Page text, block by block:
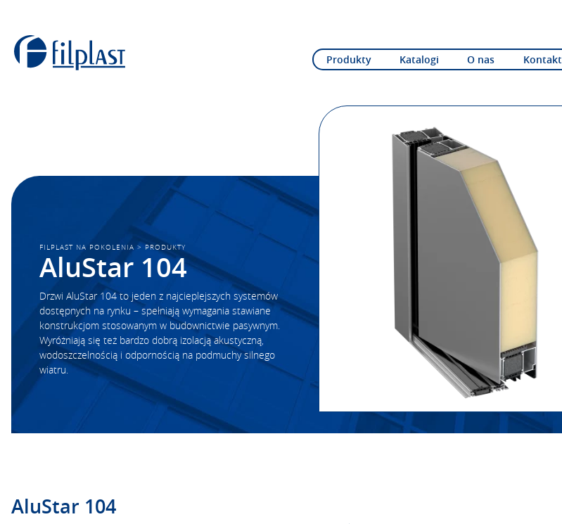
Produkty Katalogi O nas Kontakt
FILPLAST NA POKOLENIA> PRODUKTY
AluStar 104
Drzwi AluStar 104 to jeden z najcieplejszych systemów
dostępnych na rynku – spełniają wymagania stawiane
konstrukcjom stosowanym w budownictwie pasywnym.
Wyróżniają się też bardzo dobrą izolacją akustyczną,
wodoszczelnością i odpornością na podmuchy silnego
wiatru.
AluStar 104